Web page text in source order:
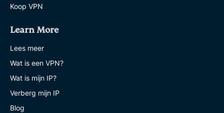
Koop VPN
Learn More
Lees meer
Wat is een VPN?
Wat is mijn IP?
Verberg mijn IP
Blog